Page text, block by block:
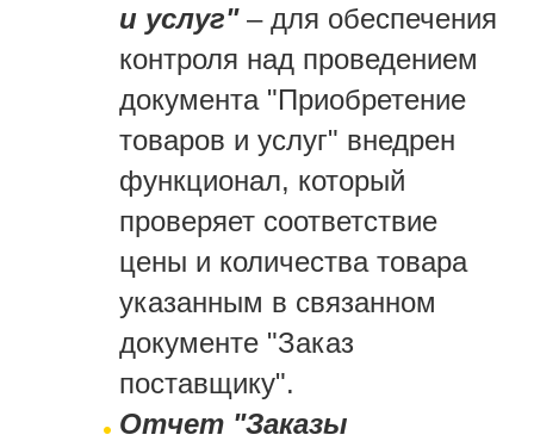
и услуг"– для обеспечения
контроля над проведением
документа "Приобретение
товаров и услуг" внедрен
функционал, который
проверяет соответствие
цены и количества товара
указанным в связанном
документе "Заказ
поставщику".
Отчет "Заказы